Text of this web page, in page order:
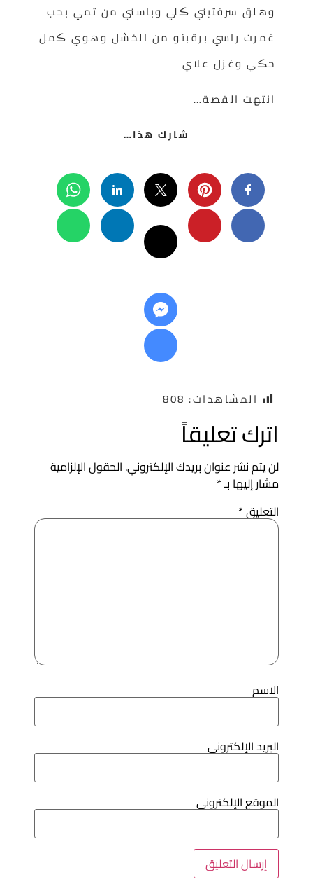
وهلق سرقتيني ڪلي وباسني من تمي بحب
غمرت راسي برقبتو من الخشل وهوي ڪمل
حڪي وغزل علاي
انتهت القصة…
شارك هذا…
المشاهدات: 808
تعليقاً
يتم نشر عنوان بريدك الإلكتروني.الحقول الإلزامية
إليها بـ*
*
الإلكتروني
الإلكتروني